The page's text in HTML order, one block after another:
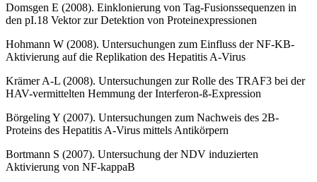
Domsgen E (2008). Einklonierung von Tag-Fusionssequenzen in
den pI.18 Vektor zur Detektion von Proteinexpressionen
Hohmann W (2008). Untersuchungen zum Einfluss der NF-KB-
Aktivierung auf die Replikation des Hepatitis A-Virus
Krämer A-L (2008). Untersuchungen zur Rolle des TRAF3 bei der
HAV-vermittelten Hemmung der Interferon-ß-Expression
Börgeling Y (2007). Untersuchungen zum Nachweis des 2B-
Proteins des Hepatitis A-Virus mittels Antikörpern
Bortmann S (2007). Untersuchung der NDV induzierten
Aktivierung von NF-kappaB